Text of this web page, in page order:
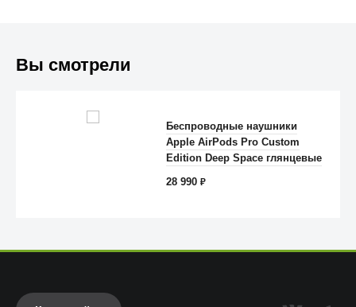
Anker
Вы смотрели
Беспроводные наушники
Apple AirPods Pro Custom
Edition Deep Space глянцевые
28 990₽